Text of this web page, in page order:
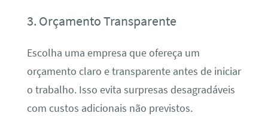
3. Orçamento Transparente
Escolha uma empresa que ofereça um
orçamento claro e transparente antes de iniciar
o trabalho. Isso evita surpresas desagradáveis
com custos adicionais não previstos.